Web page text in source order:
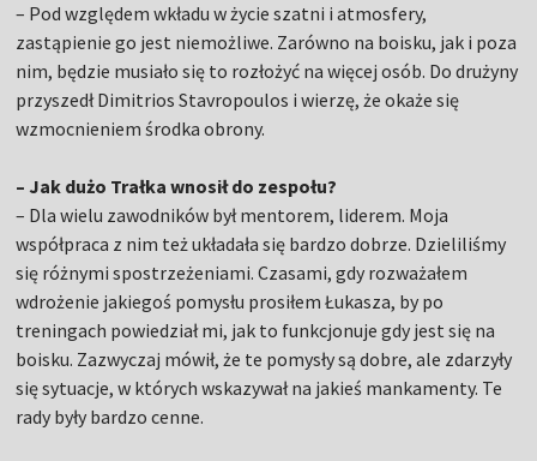
– Pod względem wkładu w życie szatni i atmosfery,
zastąpienie go jest niemożliwe. Zarówno na boisku, jak i poza
nim, będzie musiało się to rozłożyć na więcej osób. Do drużyny
przyszedł Dimitrios Stavropoulos i wierzę, że okaże się
wzmocnieniem środka obrony.
– Jak dużo Trałka wnosił do zespołu?
– Dla wielu zawodników był mentorem, liderem. Moja
współpraca z nim też układała się bardzo dobrze. Dzieliliśmy
się różnymi spostrzeżeniami. Czasami, gdy rozważałem
wdrożenie jakiegoś pomysłu prosiłem Łukasza, by po
treningach powiedział mi, jak to funkcjonuje gdy jest się na
boisku. Zazwyczaj mówił, że te pomysły są dobre, ale zdarzyły
się sytuacje, w których wskazywał na jakieś mankamenty. Te
rady były bardzo cenne.